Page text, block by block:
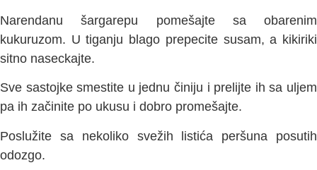
Narendanu šargarepu pomešajte sa obarenim
kukuruzom. U tiganju blago prepecite susam, a kikiriki
sitno naseckajte.
Sve sastojke smestite u jednu činiju i prelijte ih sa uljem
pa ih začinite po ukusu i dobro promešajte.
Poslužite sa nekoliko svežih listića peršuna posutih
odozgo.